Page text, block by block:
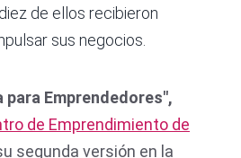
de ellos recibieron
sus negocios.
para Emprendedores",
de Emprendimiento de
segunda versión en la